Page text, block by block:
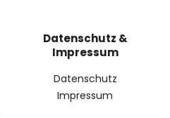
Datenschutz &
Impressum
Datenschutz
Impressum